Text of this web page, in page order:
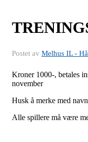
Postet av Melhus IL -
Kroner 1000-, betales
november
Husk å merke med
Alle spillere må være